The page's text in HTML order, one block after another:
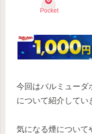
Pocket
今回はバルミューダ
について紹介してい
気になる煙について